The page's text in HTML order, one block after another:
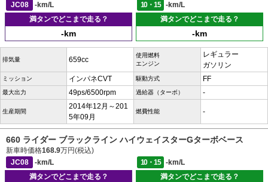
JC08
-km/L 10・15
-km/L
満タンでどこまで走る？
-km
満タンでどこまで走る？
-km
排気量 659cc
使用燃料
エンジン
レギュラー
ガソリン
ミッション インパネCVT 駆動方式 FF
最大出力 49ps/6500rpm 過給器（ターボ） -
生産期間
2014年12月～201
5年09月
燃費性能 -
660 ライダー ブラックライン ハイウェイスターGターボベース
新車時価格168.9万円(税込)
JC08
-km/L 10・15
-km/L
満タンでどこまで走る？
満タンでどこまで走る？